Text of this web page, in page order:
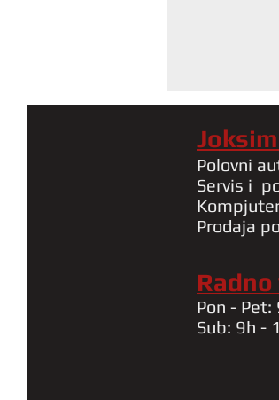
Polovni
Servis i
Prodaja
Pon - Pet:
Sub: 9h -